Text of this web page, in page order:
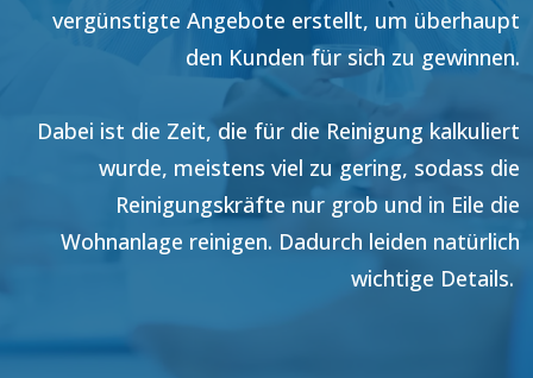
vergünstigte Angebote erstellt, um überhaupt
den Kunden für sich zu gewinnen.
Dabei ist die Zeit, die für die Reinigung kalkuliert
wurde, meistens viel zu gering, sodass die
Reinigungskräfte nur grob und in Eile die
Wohnanlage reinigen. Dadurch leiden natürlich
wichtige Details.